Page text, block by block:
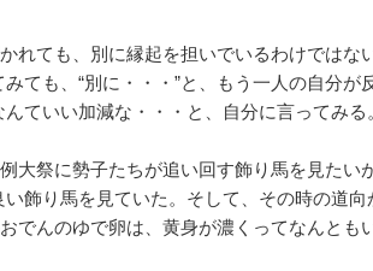
れても、別に縁起を担いでいるわけではな
ても、“別に・・・”と、もう一人の自分が
ていい加減な・・・と、自分に言ってみる
大祭に勢子たちが追い回す飾り馬を見たい
飾り馬を見ていた。そして、その時の道
でんのゆで卵は、黄身が濃くってなんとも